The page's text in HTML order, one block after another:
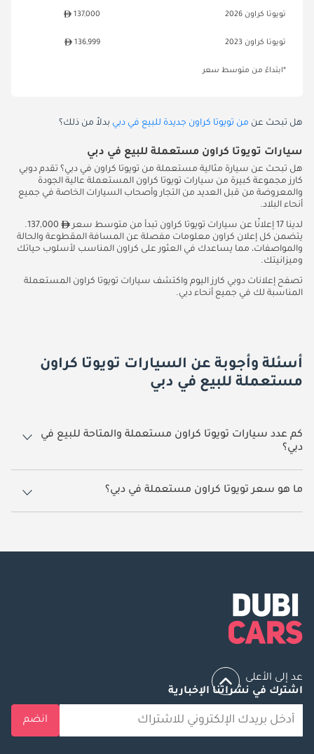
تويوتا كراون 2026 137,000
تويوتا كراون 2023 136,999
*ابتداءً من متوسط سعر
هل تبحث عن من تويوتا كراون جديدة للبيع في دبي بدلاً من ذلك؟
سيارات تويوتا كراون مستعملة للبيع في دبي
هل تبحث عن سيارة مثالية مستعملة من تويوتا كراون في دبي؟ تقدم دوبي
كارز مجموعة كبيرة من سيارات تويوتا كراون المستعملة عالية الجودة
والمعروضة من قبل العديد من التجار وأصحاب السيارات الخاصة في جميع
أنحاء البلاد.
لدينا 17 إعلانًا عن سيارات تويوتا كراون تبدأ من متوسط سعر
137,000.
يتضمن كل إعلان كراون معلومات مفصلة عن المسافة المقطوعة والحالة
والمواصفات، مما يساعدك في العثور على كراون المناسب لأسلوب حياتك
وميزانيتك.
تصفح إعلانات دوبي كارز اليوم واكتشف سيارات تويوتا كراون المستعملة
المناسبة لك في جميع أنحاء دبي.
أسئلة وأجوبة عن السيارات تويوتا كراون
مستعملة للبيع في دبي
كم عدد سيارات تويوتا كراون مستعملة والمتاحة للبيع في
دبي؟
17 سيارة تويوتا كراون مستعملة متوفرة للبيع في دبي.
ما هو سعر تويوتا كراون مستعملة في دبي؟
يبدأ سعر سيارة تويوتا كراون مستعملة في دبي 137,000.
عد إلى الأعلى
اشترك في نشراتنا الإخبارية
انضم